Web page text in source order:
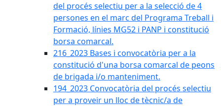
del procés selectiu per a la selecció de 4
persones en el marc del Programa Treball i
Formació, línies MG52 i PANP i constitució
borsa comarcal.
216_2023 Bases i convocatòria per a la
constitució d'una borsa comarcal de peons
de brigada i/o manteniment.
194_2023 Convocatòria del procés selectiu
per a proveir un lloc de tècnic/a de